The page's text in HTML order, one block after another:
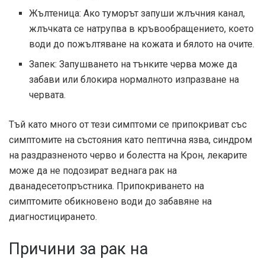
Жълтеница: Ако туморът запуши жлъчния канал,
жлъчката се натрупва в кръвообращението, което
води до пожълтяване на кожата и бялото на очите.
Запек: Запушването на тънките черва може да
забави или блокира нормалното изпразване на
червата.
Тъй като много от тези симптоми се припокриват със
симптомите на състояния като пептична язва, синдром
на раздразненото черво и болестта на Крон, лекарите
може да не подозират веднага рак на
дванадесетопръстника. Припокриването на
симптомите обикновено води до забавяне на
диагностицирането.
Причини за рак на